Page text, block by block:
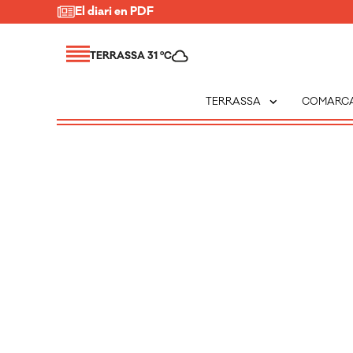
El diari en PDF
TERRASSA 31 ºC
TERRASSA expand_more